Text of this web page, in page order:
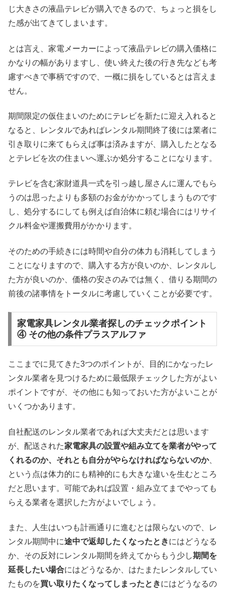
じ大きさの液晶テレビが購入できるので、ちょっと損をし
た感が出てきてしまいます。
とは言え、家電メーカーによって液晶テレビの購入価格に
かなりの幅がありますし、使い終えた後の行き先なども考
慮すべきで事柄ですので、一概に損をしているとは言えま
せん。
期間限定の仮住まいのためにテレビを新たに迎え入れると
なると、レンタルであればレンタル期間終了後には業者に
引き取りに来てもらえば事は済みますが、購入したとなる
とテレビを次の住まいへ運ぶか処分することになります。
テレビを含む家財道具一式を引っ越し屋さんに運んでもら
うのは思ったよりも多額のお金がかかってしまうものです
し、処分するにしても例えば自治体に頼む場合にはリサイ
クル料金や運搬費用がかかります。
そのための手続きには時間や自分の体力も消耗してしまう
ことになりますので、購入する方が良いのか、レンタルし
た方が良いのか、価格の安さのみでは無く、借りる期間の
前後の諸事情をトータルに考慮していくことが必要です。
家電家具レンタル業者探しのチェックポイント
④ その他の条件プラスアルファ
ここまでに見てきた3つのポイントが、目的にかなったレ
ンタル業者を見つけるために最低限チェックした方がよい
ポイントですが、その他にも知っておいた方がよいことが
いくつかあります。
自社配送のレンタル業者であれば大丈夫だとは思います
が、配送された家電家具の設置や組み立てを業者がやって
くれるのか、それとも自分がやらなければならないのか、
という点は体力的にも精神的にも大きな違いを生むところ
だと思います。可能であれば設置・組み立てまでやっても
らえる業者を選択した方がよいでしょう。
また、人生はいつも計画通りに進むとは限らないので、レ
ンタル期間中に途中で返却したくなったときにはどうなる
か、その反対にレンタル期間を終えてからもう少し期間を
延長したい場合にはどうなるか、はたまたレンタルしてい
たものを買い取りたくなってしまったときにはどうなるの